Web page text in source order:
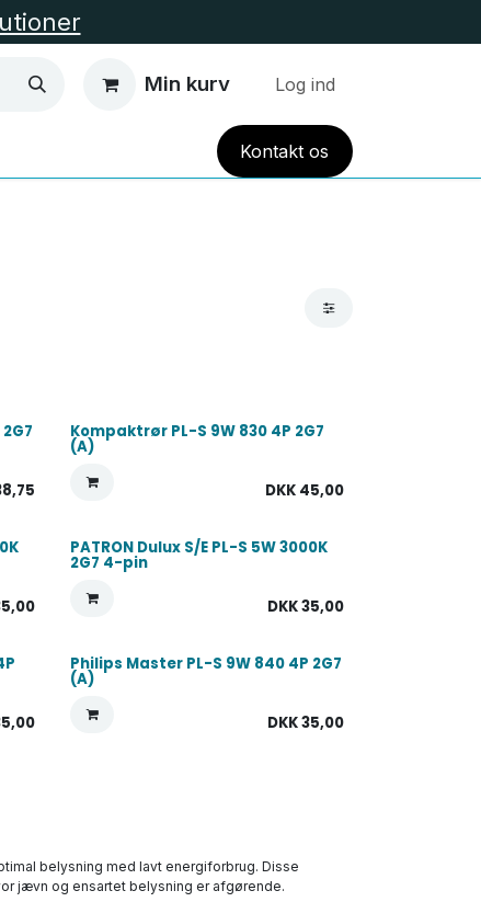
Min kurv Log ind
HUS OG HAVE TILBUD
Kontaktos
Kompaktrør PL-S 9W 830 4P 2G7
(A)
DKK 45,00
PATRON Dulux S/E PL-S 5W 3000K
2G7 4-pin
DKK35,00
Philips Master PL-S 9W 840 4P 2G7
(A)
DKK35,00
belysning med lavt energiforbrug. Disse
jævn og ensartet belysning er afgørende.